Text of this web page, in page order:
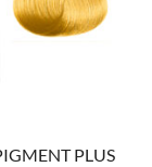
PLUS